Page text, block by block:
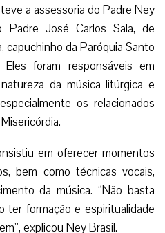
a assessoria do Padre Ney
Padre José Carlos Sala, de
capuchinho da Paróquia Santo
foram responsáveis em
da música litúrgica e
os relacionados
em oferecer momentos
bem como técnicas vocais,
da música. “Não basta
ter formação e espiritualidade
explicou Ney Brasil.